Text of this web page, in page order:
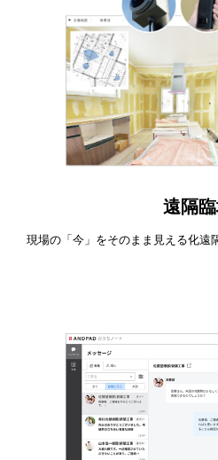
遠隔
現場の「今」をそのまま見える化遠